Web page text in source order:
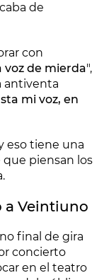
de
con
voz de mierda",
antiventa
mi voz, en
eso tiene una
que piensan los
a Veintiuno
final de gira
concierto
en el teatro